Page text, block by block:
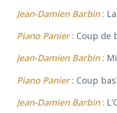
Jean-Damien Barbin:
Piano Panier: Coup de
Jean-Damien Barbin:
Piano Panier: Coup
Jean-Damien Barbin: